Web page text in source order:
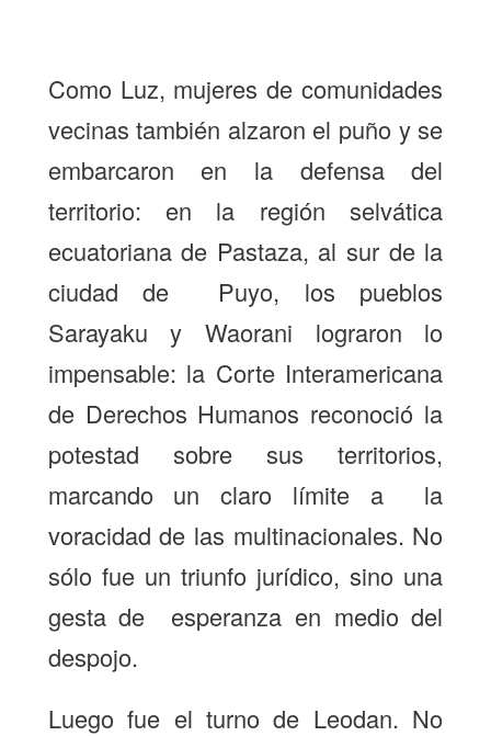
Como Luz, mujeres de comunidades
vecinas también alzaron el puño y se
embarcaron en la defensa del
territorio: en la región selvática
ecuatoriana de Pastaza, al sur de la
ciudad de Puyo, los pueblos
Sarayaku y Waorani lograron lo
impensable: la Corte Interamericana
de Derechos Humanos reconoció la
potestad sobre sus territorios,
marcando un claro límite a la
voracidad de las multinacionales. No
sólo fue un triunfo jurídico, sino una
gesta de esperanza en medio del
despojo.
Luego fue el turno de Leodan. No